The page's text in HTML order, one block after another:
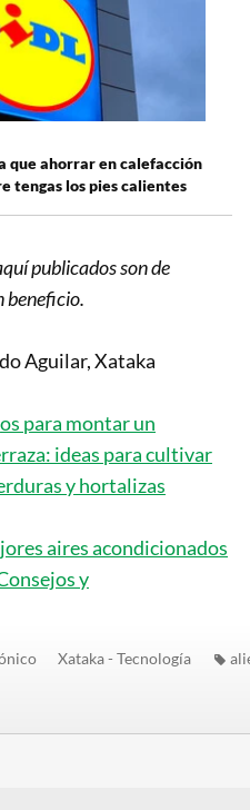
que ahorrar en calefacción
tengas los pies calientes
publicados son de
beneficio.
Aguilar, Xataka
para montar un
ideas para cultivar
y hortalizas
aires acondicionados
y
Xataka - Tecnología